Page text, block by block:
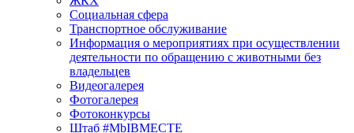
Социальная сфера
Транспортное обслуживание
Информация о мероприятиях при осуществлении
деятельности по обращению с животными без
владельцев
Видеогалерея
Фотогалерея
Фотоконкурсы
Штаб #MbIBMECTE